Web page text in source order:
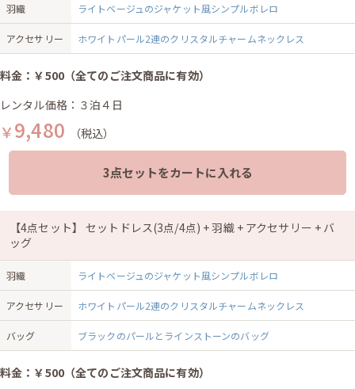
羽織 ライトベージュのジャケット風シンプルボレロ
アクセサリー ホワイトパール2連のクリスタルチャームネックレス
料金：￥500（全てのご注文商品に有効）
レンタル価格：３泊４日
￥9,480 （税込）
3点セットをカートに入れる
【4点セット】 セットドレス(3点/4点) + 羽織 + アクセサリー + バ
ッグ
羽織 ライトベージュのジャケット風シンプルボレロ
アクセサリー ホワイトパール2連のクリスタルチャームネックレス
バッグ ブラックのパールとラインストーンのバッグ
料金：￥500（全てのご注文商品に有効）